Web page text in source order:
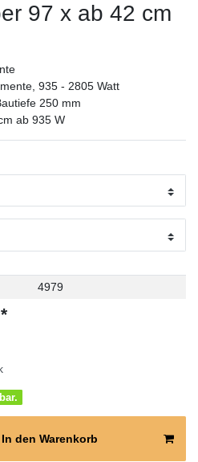
97 x ab 42 cm
935 - 2805 Watt
250 mm
ab 935 W
4979
*
In den Warenkorb